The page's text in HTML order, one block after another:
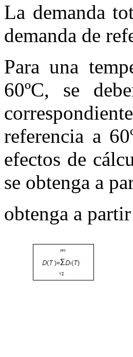
La demanda
demanda de
Para una
60ºC, se
referencia a
efectos de
se obtenga a
obtenga a